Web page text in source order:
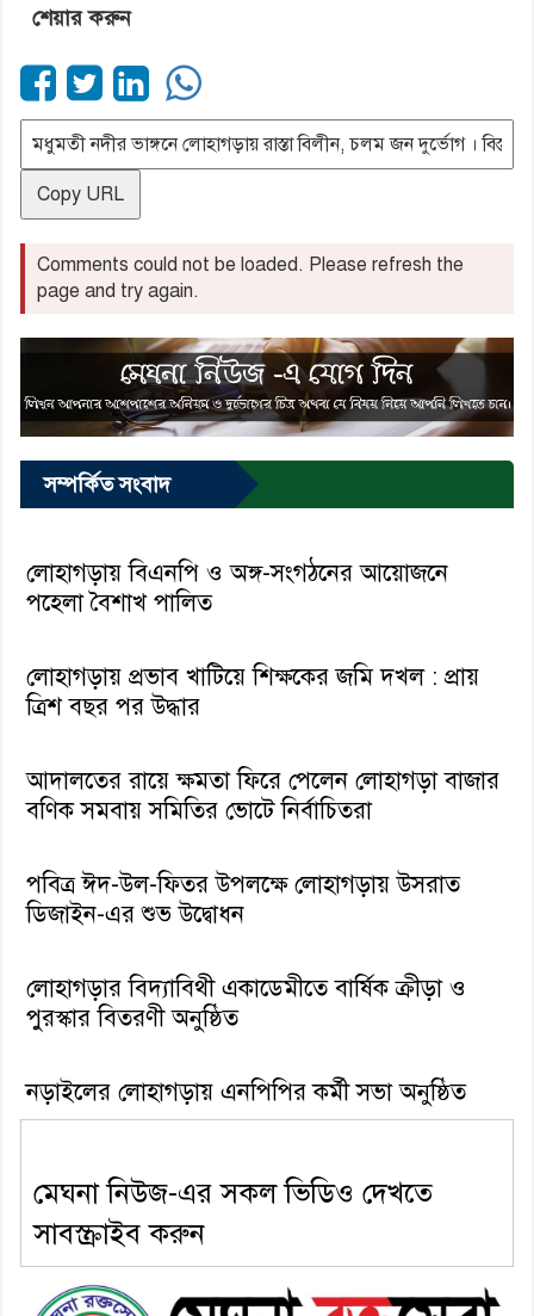
শেয়ার করুন
Copy URL
Comments could not be loaded. Please refresh the
page and try again.
সম্পর্কিত সংবাদ
লোহাগড়ায় বিএনপি ও অঙ্গ-সংগঠনের আয়োজনে
পহেলা বৈশাখ পালিত
লোহাগড়ায় প্রভাব খাটিয়ে শিক্ষকের জমি দখল : প্রায়
ত্রিশ বছর পর উদ্ধার
আদালতের রায়ে ক্ষমতা ফিরে পেলেন লোহাগড়া বাজার
বণিক সমবায় সমিতির ভোটে নির্বাচিতরা
পবিত্র ঈদ-উল-ফিতর উপলক্ষে লোহাগড়ায় উসরাত
ডিজাইন-এর শুভ উদ্বোধন
লোহাগড়ার বিদ্যাবিথী একাডেমীতে বার্ষিক ক্রীড়া ও
পুরস্কার বিতরণী অনুষ্ঠিত
নড়াইলের লোহাগড়ায় এনপিপির কর্মী সভা অনুষ্ঠিত
মেঘনা নিউজ-এর সকল ভিডিও দেখতে
সাবস্ক্রাইব করুন